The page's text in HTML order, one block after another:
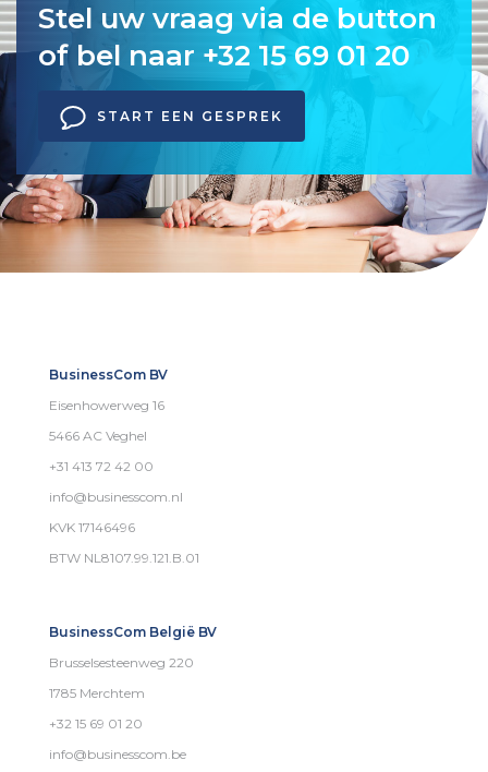
Stel uw vraag via de button
of bel naar +32 15 69 01 20
START EEN GESPREK
BusinessCom BV
Eisenhowerweg 16
5466 AC Veghel
+31 413 72 42 00
info@businesscom.nl
KVK 17146496
BTW NL8107.99.121.B.01
BusinessCom België BV
Brusselsesteenweg 220
1785 Merchtem
+32 15 69 01 20
info@businesscom.be